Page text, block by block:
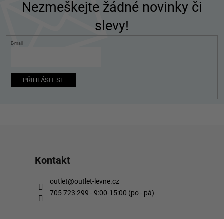
Nezmeškejte žádné novinky či
slevy!
E-mail
PŘIHLÁSIT SE
Kontakt
outlet@outlet-levne.cz
705 723 299 - 9:00-15:00 (po - pá)